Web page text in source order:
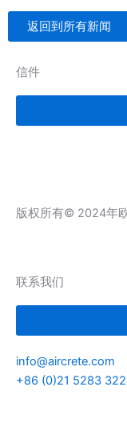
返回到所有新闻
信件
i
k
e
d
i
i
o
版权所有© 2024年
联系我们
info@aircrete.com
+86 (0)21 5283